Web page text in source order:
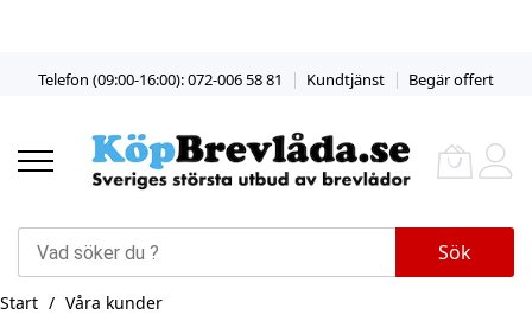
Telefon (09:00-16:00): 072-006 58 81 Kundtjänst Begär offert
Sök
Start Våra kunder